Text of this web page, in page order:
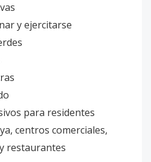
y ejercitarse
para residentes
centros comerciales,
restaurantes